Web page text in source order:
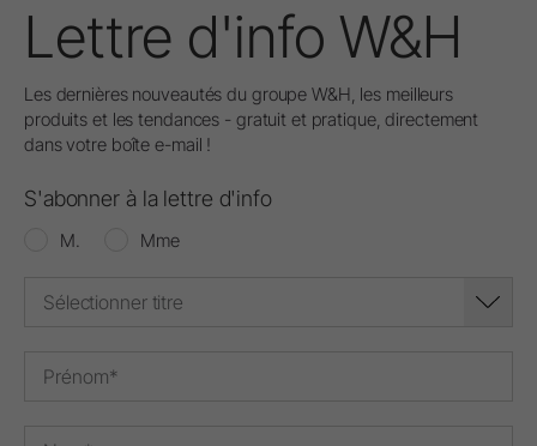
Lettre d'info W&H
Les dernières nouveautés du groupe W&H, les meilleurs
produits et les tendances - gratuit et pratique, directement
dans votre boîte e-mail !
S'abonner à la lettre d'info
M. Mme
Sélectionner titre